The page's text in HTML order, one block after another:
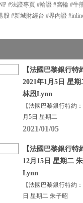
#法證專頁 #輪證 #窩輪 #牛
#新城財經台 #界內證
【法國巴黎銀行特
2021年1月5日 星
林恩Lynn
【法國巴黎銀行特約
月5日 星期二
2021/01/05
【法國巴黎銀行特
12月15日 星期二
Lynn
【法國巴黎銀行特約
日 星期二 朱子昭